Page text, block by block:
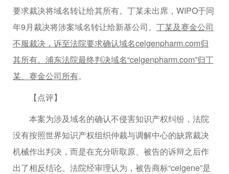
要求裁决将域名转让给其所有。丁某未出席，WIPO于同
年9月裁决将涉案域名转让给新基公司。 丁某及赛金公司
不服裁决，诉至法院要求确认域名celgenpharm.com归
其所有。浦东法院最终判决域名“celgenpharm.com”归丁
某、赛金公司所有。
【点评】
本案为涉及域名的确认不侵害知识产权纠纷，法院
没有按照世界知识产权组织仲裁与调解中心的缺席裁决
机械作出判决，而是在充分听取原、被告的诉辩之后作
出了相反结论。法院经审理认为，被告商标“celgene”是